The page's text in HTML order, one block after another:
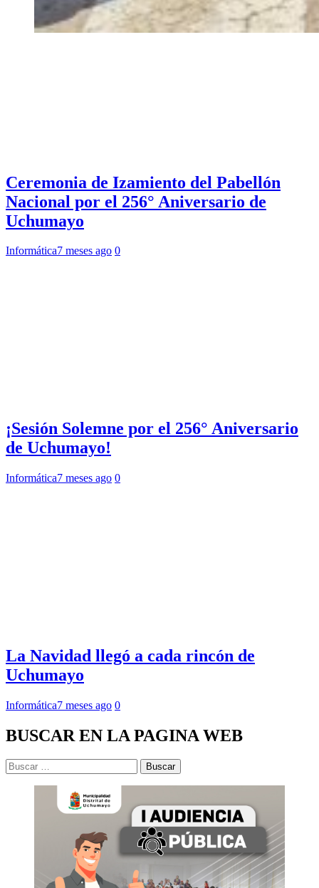
Ceremonia de Izamiento del Pabellón
Nacional por el 256° Aniversario de
Uchumayo
Informática7 meses ago 0
¡Sesión Solemne por el 256° Aniversario
de Uchumayo!
Informática7 meses ago 0
La Navidad llegó a cada rincón de
Uchumayo
Informática7 meses ago 0
BUSCAR EN LA PAGINA WEB
Buscar: